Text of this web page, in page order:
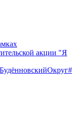
акции "Я